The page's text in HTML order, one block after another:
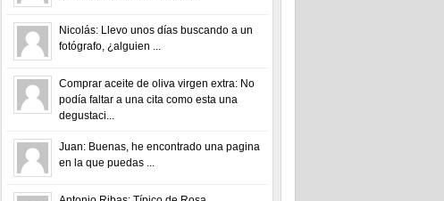
Nicolás: Llevo unos días buscando a un
fotógrafo, ¿alguien ...
Comprar aceite de oliva virgen extra: No
podía faltar a una cita como esta una
degustaci...
Juan: Buenas, he encontrado una pagina
en la que puedas ...